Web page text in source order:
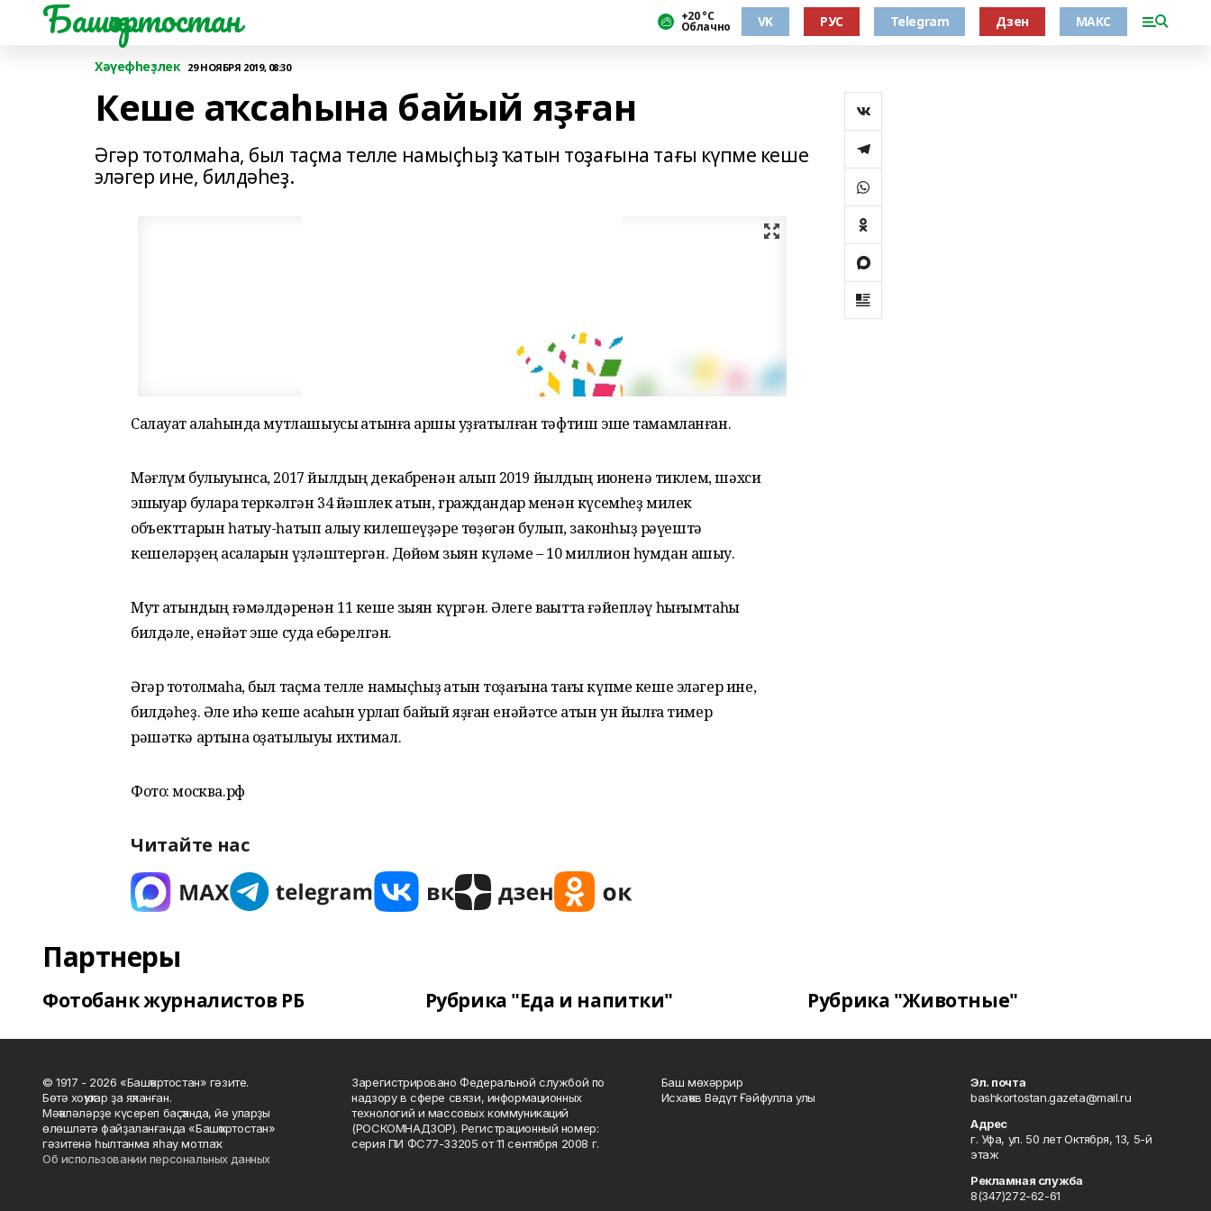
Башҡортостан +20 °С
Облачно VK РУС Telegram Дзен МАКС
Хәүефһеҙлек 29 НОЯБРЯ 2019, 08:30
Кеше аҡсаһына байый яҙған
Әгәр тотолмаһа, был таҫма телле намыҫһыҙ ҡатын тоҙағына тағы күпме кеше
эләгер ине, билдәһеҙ.
Салауат ҡалаһында мутлашыусы ҡатынға ҡаршы ҡуҙғатылған тәфтиш эше тамамланған.
Мәғлүм булыуынса, 2017 йылдың декабренән алып 2019 йылдың июненә тиклем, шәхси
эшҡыуар булараҡ теркәлгән 34 йәшлек ҡатын, граждандар менән күсемһеҙ милек
объекттарын һатыу-һатып алыу килешеүҙәре төҙөгән булып, законһыҙ рәүештә
кешеләрҙең аҡсаларын үҙләштергән. Дөйөм зыян күләме – 10 миллион һумдан ашыу.
Мут ҡатындың ғәмәлдәренән 11 кеше зыян күргән. Әлеге ваҡытта ғәйепләү һығымтаһы
билдәле, енәйәт эше судҡа ебәрелгән.
Әгәр тотолмаһа, был таҫма телле намыҫһыҙ ҡатын тоҙағына тағы күпме кеше эләгер ине,
билдәһеҙ. Әле иһә кеше аҡсаһын урлап байый яҙған енәйәтсе ҡатын ун йылға тимер
рәшәткә артына оҙатылыуы ихтимал.
Фото: москва.рф
Читайте нас
Партнеры
Фотобанк журналистов РБ Рубрика "Еда и напитки" Рубрика "Животные"
© 1917 - 2026 «Башҡортостан» гәзите.
Бөтә хоҡуҡтар ҙа яҡланған.
Мәҡәләләрҙе күсереп баҫҡанда, йә уларҙы
өлөшләтә файҙаланғанда «Башҡортостан»
гәзитенә һылтанма яһау мотлаҡ.
Об использовании персональных данных
Зарегистрировано Федеральной службой по
надзору в сфере связи, информационных
технологий и массовых коммуникаций
(РОСКОМНАДЗОР). Регистрационный номер:
серия ПИ ФС77-33205 от 11 сентября 2008 г.
Баш мөхәррир
Исхаҡов Вәдүт Ғәйфулла улы
Эл. почта
bashkortostan.gazeta@mail.ru
Адрес
г. Уфа, ул. 50 лет Октября, 13, 5-й
этаж
Рекламная служба
8(347)272-62-61